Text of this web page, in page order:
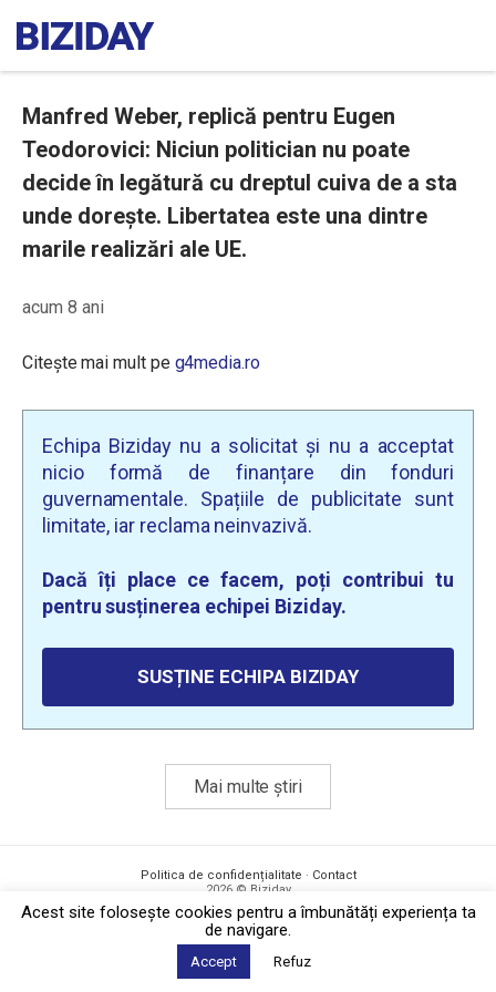
Manfred Weber, replică pentru Eugen
Teodorovici: Niciun politician nu poate
decide în legătură cu dreptul cuiva de a sta
unde dorește. Libertatea este una dintre
marile realizări ale UE.
acum 8 ani
Citește mai mult pe g4media.ro
Echipa Biziday nu a solicitat și nu a acceptat
nicio formă de finanțare din fonduri
guvernamentale. Spațiile de publicitate sunt
limitate, iar reclama neinvazivă.
Dacă îți place ce facem, poți contribui tu
pentru susținerea echipei Biziday.
SUSȚINE ECHIPA BIZIDAY
Mai multe știri
Politica de confidențialitate · Contact
2026 © Biziday
Acest site foloseşte cookies pentru a îmbunătăți experiența ta
de navigare.
Accept Refuz